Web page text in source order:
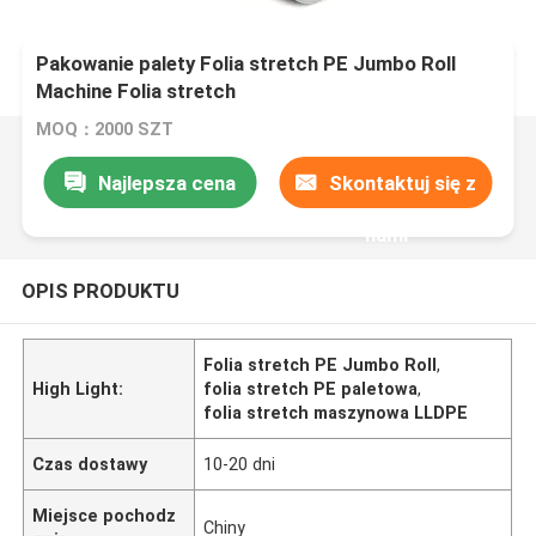
Pakowanie palety Folia stretch PE Jumbo Roll
Machine Folia stretch
MOQ：2000 SZT
Najlepsza cena Skontaktuj się z
nami
OPIS PRODUKTU
High Light:
Folia stretch PE Jumbo Roll,
folia stretch PE paletowa,
folia stretch maszynowa LLDPE
Czas dostawy 10-20 dni
Miejsce pochodz
Chiny